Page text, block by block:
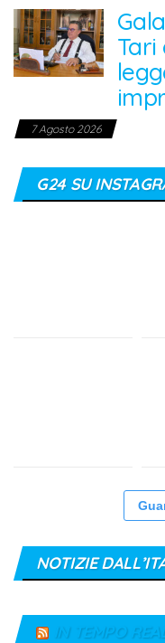
7 Agosto 2026
G24 SU
NOTIZIE
IN TEMPO